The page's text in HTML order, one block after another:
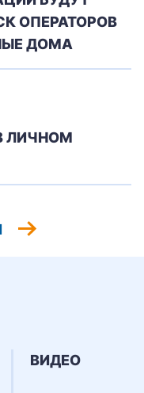
ОПЕРАТОРОВ
ДОМА
ЛИЧНОМ
ВИДЕО